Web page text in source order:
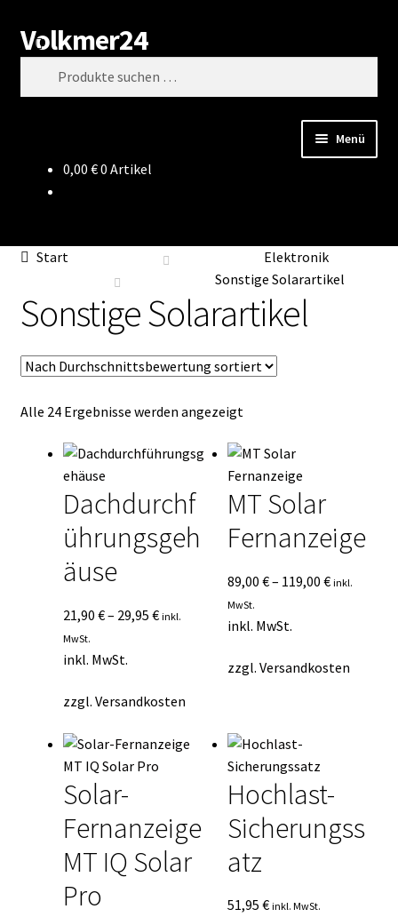
Zur
Navigation
springen
Zum
Inhalt
springen
Volkmer24
Suchen
Menü
Datenschutz
Impressum
Kasse
Mein Konto
Mein Konto
Vertrag widerrufen
0,00 €0 Artikel
Start
Elektronik
Sonstige Solarartikel
Sonstige Solarartikel
Alle 24 Ergebnisse werden angezeigtNach
sortiert
Dachdurchf
ührungsgeh
äuse
21,90 €– 29,95 € inkl.
MwSt.
inkl. MwSt.
zzgl. Versandkosten
MT Solar
Fernanzeige
89,00€– 119,00€ inkl.
MwSt.
inkl. MwSt.
zzgl.Versandkosten
Solar-
Fernanzeige
MT IQ Solar
Pro
Hochlast-
Sicherungss
atz
51,95€ inkl. MwSt.